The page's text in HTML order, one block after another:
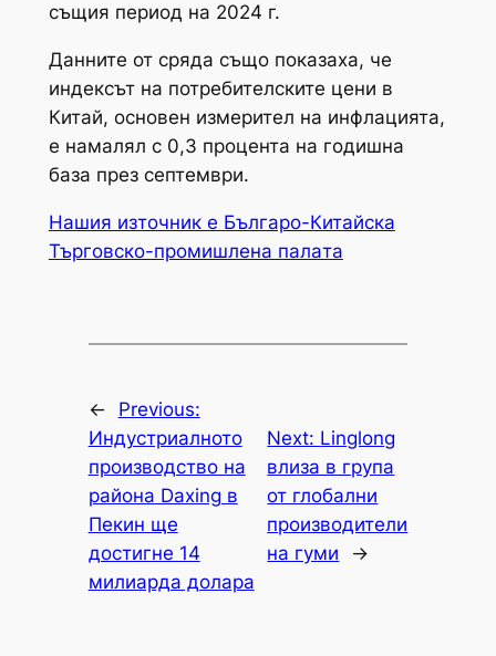
същия период на 2024 г.
Данните от сряда също показаха, че
индексът на потребителските цени в
Китай, основен измерител на инфлацията,
е намалял с 0,3 процента на годишна
база през септември.
Нашия източник е Българо-Китайска
Търговско-промишлена палaта
←
Previous:
Индустриалното
производство на
района Daxing в
Пекин ще
достигне 14
милиарда долара
Next: Linglong
влиза в група
от глобални
производители
на гуми
→